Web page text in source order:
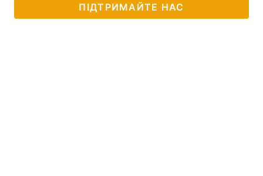
ПІДТРИМАЙТЕ НАС